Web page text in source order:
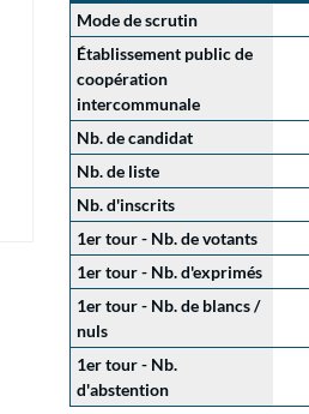
Mode de scrutin
Établissement public de
coopération
intercommunale
Nb. de candidat
Nb. de liste
Nb. d'inscrits
1er tour - Nb. de votants
1er tour - Nb. d'exprimés
1er tour - Nb. de blancs /
nuls
1er tour - Nb.
d'abstention